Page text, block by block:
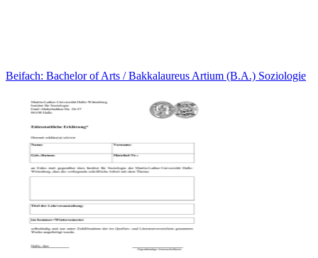
Beifach: Bachelor of Arts / Bakkalaureus Artium (B.A.) Soziologie